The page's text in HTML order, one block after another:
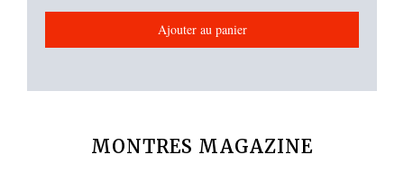
Ajouter au panier
MONTRES MAGAZINE